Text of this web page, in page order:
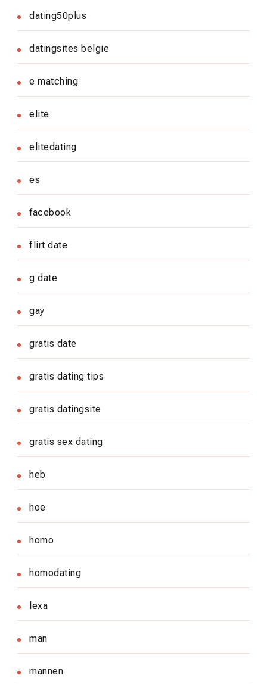
dating50plus
datingsites belgie
e matching
elite
elitedating
es
facebook
flirt date
g date
gay
gratis date
gratis dating tips
gratis datingsite
gratis sex dating
heb
hoe
homo
homodating
lexa
man
mannen